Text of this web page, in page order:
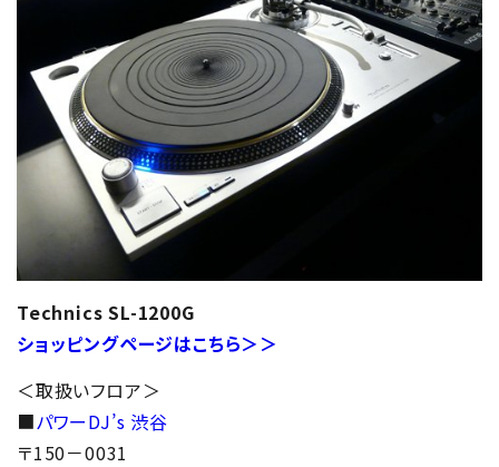
Technics SL-1200G
ショッピングページはこちら＞＞
＜取扱いフロア＞
■パワーDJ’s 渋谷
〒150－0031